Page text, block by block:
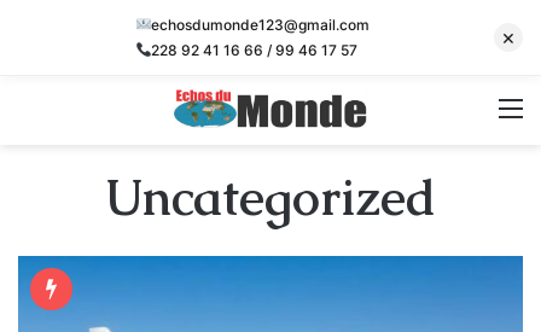
Uncategorized
echosdumonde123@gmail.com
228 92 41 16 66 / 99 46 17 57
×